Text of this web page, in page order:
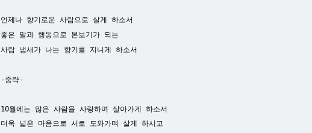
언제나 향기로운 사람으로 살게 하소서
좋은 말과 행동으로 본보기가 되는
사람 냄새가 나는 향기를 지니게 하소서
-중략-
10월에는 많은 사람을 사랑하며 살아가게 하소서
더욱 넓은 마음으로 서로 도와가며 살게 하시고